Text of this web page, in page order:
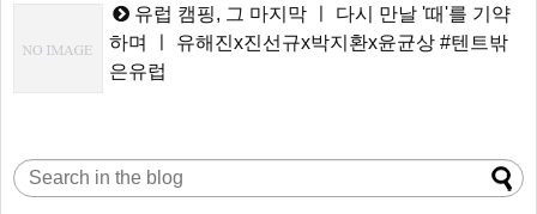
유럽 캠핑, 그 마지막 ㅣ 다시 만날 '때'를 기약
하며 ㅣ 유해진x진선규x박지환x윤균상 #텐트밖
은유럽